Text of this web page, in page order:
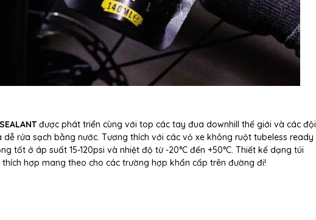
được phát triển cùng với top các tay đua downhill thế giới và các đội
rửa sạch bằng nước. Tương thích với các vỏ xe không ruột tubeless ready
tốt ở áp suất 15-120psi và nhiệt độ từ -20°C đến +50°C. Thiết kế dạng túi
hợp mang theo cho các trường hợp khẩn cấp trên đường đi!